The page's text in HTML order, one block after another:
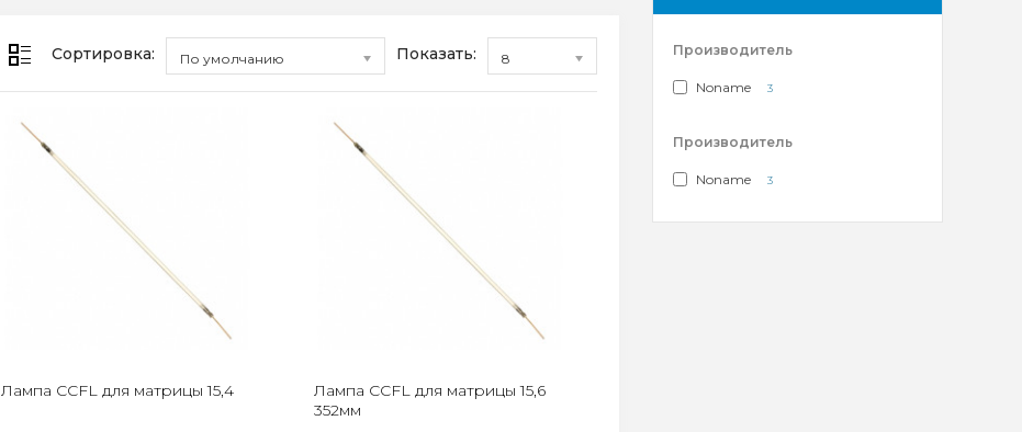
Сортировка: По умолчанию Показать: 8
Лампа CCFL для матрицы 15,4
Лампа CCFL для матрицы 15,6
352мм
Производитель
Noname 3
Производитель
Noname 3